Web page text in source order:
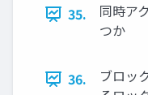
35.
同時ア
つか
36.
ブロッ